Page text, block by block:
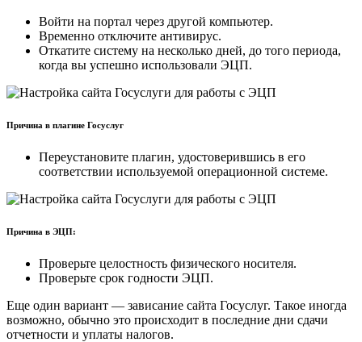
Войти на портал через другой компьютер.
Временно отключите антивирус.
Откатите систему на несколько дней, до того периода,
когда вы успешно использовали ЭЦП.
Причина в плагине Госуслуг
Переустановите плагин, удостоверившись в его
соответствии используемой операционной системе.
Причина в ЭЦП:
Проверьте целостность физического носителя.
Проверьте срок годности ЭЦП.
Еще один вариант — зависание сайта Госуслуг. Такое иногда
возможно, обычно это происходит в последние дни сдачи
отчетности и уплаты налогов.